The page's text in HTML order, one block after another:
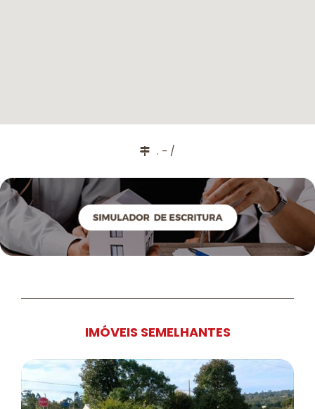
. - /
IMÓVEIS SEMELHANTES